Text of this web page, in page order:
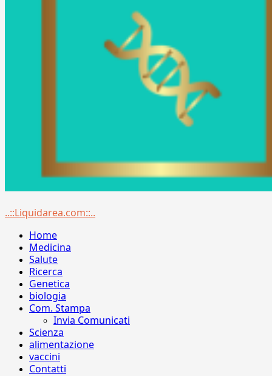
Menu
..::Liquidarea.com::..
Home
Medicina
Salute
Ricerca
Genetica
biologia
Com. Stampa
Invia Comunicati
Scienza
alimentazione
vaccini
Contatti